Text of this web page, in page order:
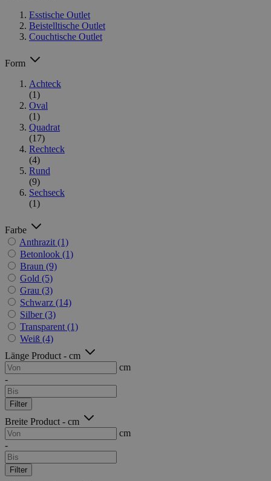
Esstische Outlet
Beistelltische Outlet
Couchtische Outlet
Form
Achteck
(1)
Oval
(1)
Quadrat
(17)
Rechteck
(4)
Rund
(9)
Sechseck
(1)
Farbe
Anthrazit (1)
Betonlook (1)
Braun (9)
Gold (5)
Grau (3)
Schwarz (14)
Silber (3)
Transparent (1)
Weiß (4)
Länge Product - cm
cm
-
Filter
Breite Product - cm
cm
-
Filter